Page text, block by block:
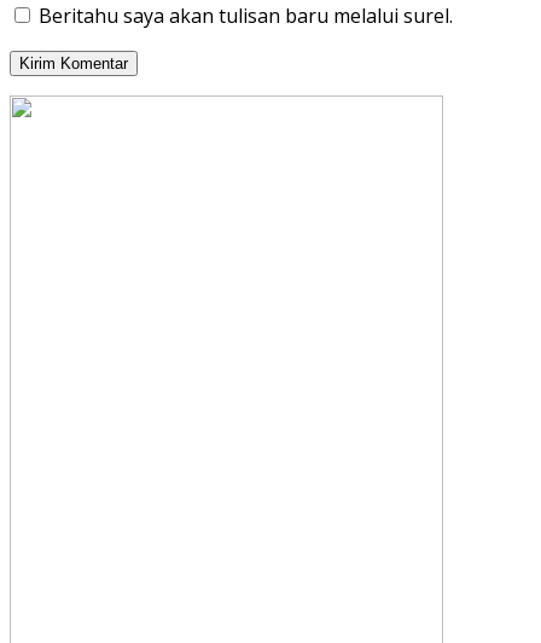
Beritahu saya akan tulisan baru melalui surel.